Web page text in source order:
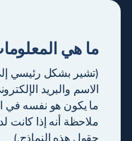
ما هي
(تشير بشكل رئيسي
الاسم والبريد
ما يكون هو نفسه في
ملاحظة أنه إذا كانت